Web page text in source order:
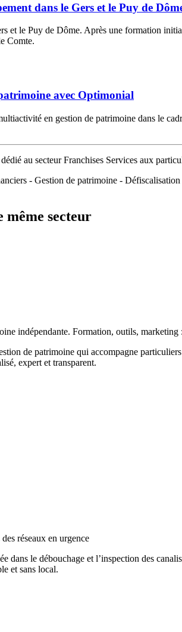
dans le Gers et le Puy de
et le Puy de Dôme. Après une formation
Comte.
avec Optimonial
en gestion de patrimoine dans le
au secteur Franchises Services aux
- Gestion de patrimoine -
même secteur
indépendante. Formation, outils,
de patrimoine qui accompagne
expert et transparent.
réseaux en urgence
dans le débouchage et l’inspection des
et sans local.